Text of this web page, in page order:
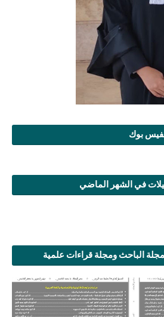
بوك
في الشهر الماضي
الباحث ومجلة قراءات علمية